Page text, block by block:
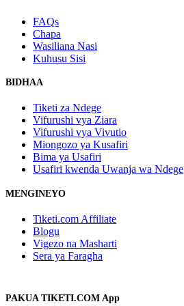
FAQs
Chapa
Wasiliana Nasi
Kuhusu Sisi
BIDHAA
Tiketi za Ndege
Vifurushi vya Ziara
Vifurushi vya Vivutio
Miongozo ya Kusafiri
Bima ya Usafiri
Usafiri kwenda Uwanja wa Ndege
MENGINEYO
Tiketi.com Affiliate
Blogu
Vigezo na Masharti
Sera ya Faragha
PAKUA TIKETI.COM App